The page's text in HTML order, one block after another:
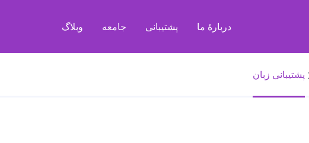
دربارهٔ ما پشتیبانی جامعه وبلاگ
پشتیبانی زبان